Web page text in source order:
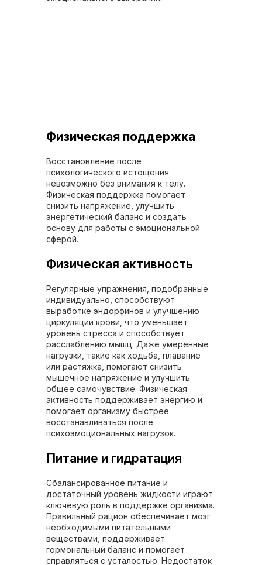
Физическая поддержка
Восстановление после
психологического истощения
невозможно без внимания к телу.
Физическая поддержка помогает
снизить напряжение, улучшить
энергетический баланс и создать
основу для работы с эмоциональной
сферой.
Физическая активность
Регулярные упражнения, подобранные
индивидуально, способствуют
выработке эндорфинов и улучшению
циркуляции крови, что уменьшает
уровень стресса и способствует
расслаблению мышц. Даже умеренные
нагрузки, такие как ходьба, плавание
или растяжка, помогают снизить
мышечное напряжение и улучшить
общее самочувствие. Физическая
активность поддерживает энергию и
помогает организму быстрее
восстанавливаться после
психоэмоциональных нагрузок.
Питание и гидратация
Сбалансированное питание и
достаточный уровень жидкости играют
ключевую роль в поддержке организма.
Правильный рацион обеспечивает мозг
необходимыми питательными
веществами, поддерживает
гормональный баланс и помогает
справляться с усталостью. Недостаток